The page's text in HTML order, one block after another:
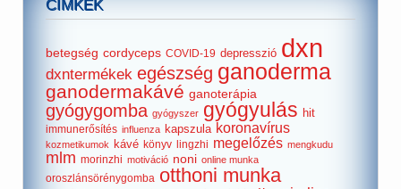
CÍMKÉK
betegség cordyceps COVID-19 depresszió dxn
dxntermékek egészség ganoderma
ganodermakávé ganoterápia
gyógygomba gyógyszer gyógyulás hit
immunerősítés influenza kapszula koronavírus
kozmetikumok kávé könyv lingzhi megelőzés mengkudu
mlm morinzhi motiváció noni online munka
oroszlánsörénygomba otthoni munka